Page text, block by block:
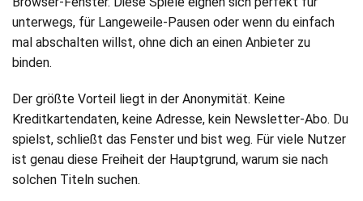
unterwegs, für Langeweile-Pausen oder wenn du einfach
mal abschalten willst, ohne dich an einen Anbieter zu
binden.
Der größte Vorteil liegt in der Anonymität. Keine
Kreditkartendaten, keine Adresse, kein Newsletter-Abo. Du
spielst, schließt das Fenster und bist weg. Für viele Nutzer
ist genau diese Freiheit der Hauptgrund, warum sie nach
solchen Titeln suchen.